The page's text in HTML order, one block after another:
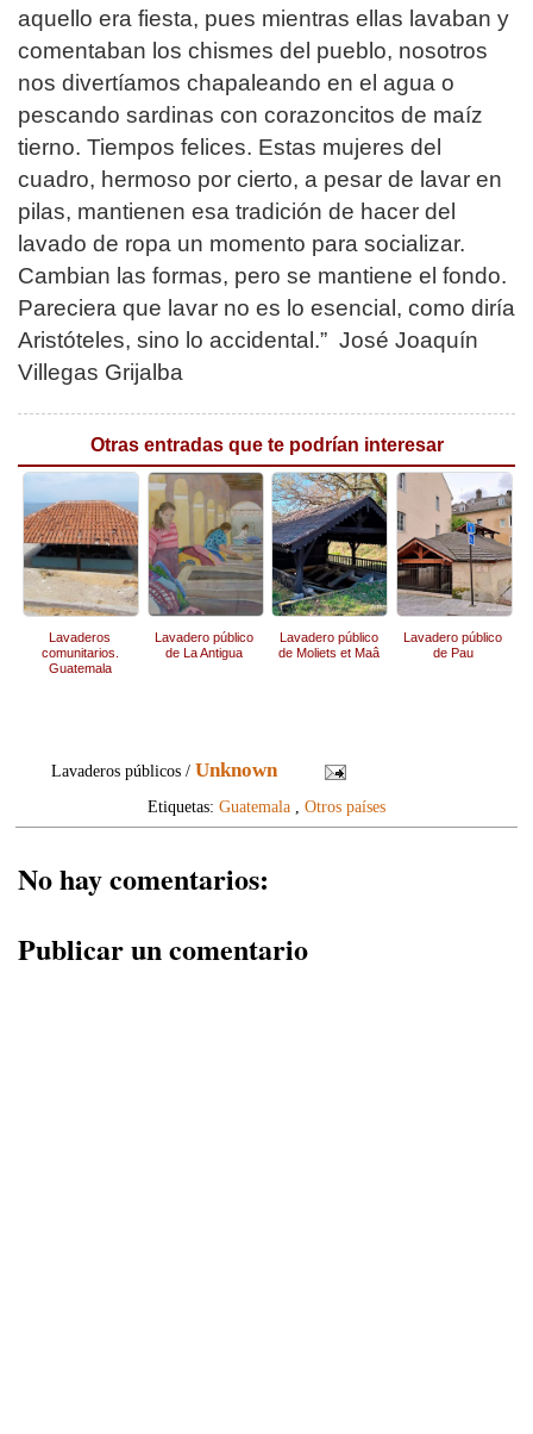
aquello era fiesta, pues mientras ellas lavaban y
comentaban los chismes del pueblo, nosotros
nos divertíamos chapaleando en el agua o
pescando sardinas con corazoncitos de maíz
tierno. Tiempos felices. Estas mujeres del
cuadro, hermoso por cierto, a pesar de lavar en
pilas, mantienen esa tradición de hacer del
lavado de ropa un momento para socializar.
Cambian las formas, pero se mantiene el fondo.
Pareciera que lavar no es lo esencial, como diría
Aristóteles, sino lo accidental.” José Joaquín
Villegas Grijalba
Otras entradas que te podrían interesar
Lavaderos
comunitarios.
Guatemala
Lavadero público
de La Antigua
Lavadero público
de Moliets et Maâ
Lavadero público
de Pau
Lavaderos públicos /Unknown
Etiquetas: Guatemala Otros países
No hay comentarios:
Publicar un comentario